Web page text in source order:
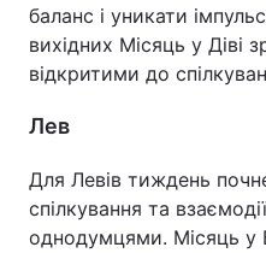
баланс і уникати
вихідних Місяць у Діві
відкритими до
Лев
Для Левів тиждень
спілкування та
однодумцями. Місяць у